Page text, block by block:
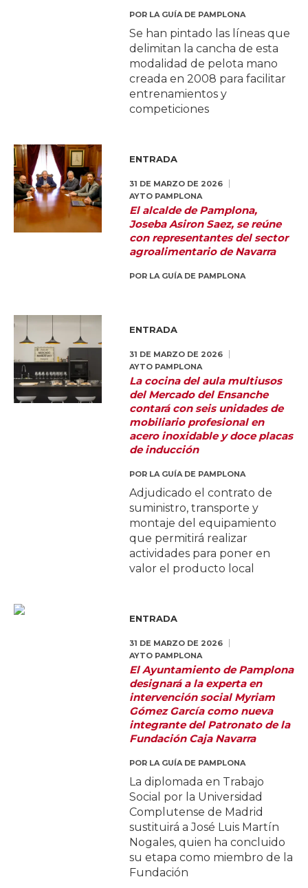
POR LA GUÍA DE PAMPLONA
Se han pintado las líneas que
delimitan la cancha de esta
modalidad de pelota mano
creada en 2008 para facilitar
entrenamientos y
competiciones
ENTRADA
31 DE MARZO DE 2026
AYTO PAMPLONA
El alcalde de Pamplona,
Joseba Asiron Saez, se reúne
con representantes del sector
agroalimentario de Navarra
POR LA GUÍA DE PAMPLONA
ENTRADA
31 DE MARZO DE 2026
AYTO PAMPLONA
La cocina del aula multiusos
del Mercado del Ensanche
contará con seis unidades de
mobiliario profesional en
acero inoxidable y doce placas
de inducción
POR LA GUÍA DE PAMPLONA
Adjudicado el contrato de
suministro, transporte y
montaje del equipamiento
que permitirá realizar
actividades para poner en
valor el producto local
ENTRADA
31 DE MARZO DE 2026
AYTO PAMPLONA
El Ayuntamiento de Pamplona
designará a la experta en
intervención social Myriam
Gómez García como nueva
integrante del Patronato de la
Fundación Caja Navarra
POR LA GUÍA DE PAMPLONA
La diplomada en Trabajo
Social por la Universidad
Complutense de Madrid
sustituirá a José Luis Martín
Nogales, quien ha concluido
su etapa como miembro de la
Fundación